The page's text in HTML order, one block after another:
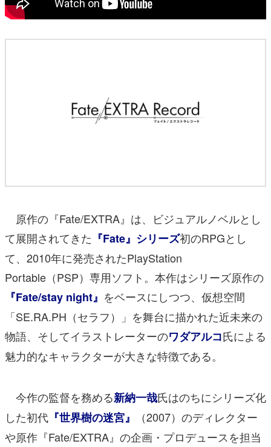
原作の『Fate/EXTRA』は、ビジュアルノベルとし
て展開されてきた 『Fate』シリーズ初のRPGとし
て、2010年に発売されたPlayStation
Portable（PSP）専用ソフト。本作はシリーズ原作の
『Fate/stay night』 をベースにしつつ、仮想空間
「SE.RA.PH（セラフ）」を舞台に描かれた近未来の
物語、そしてイラストレーターのワダアルコ氏による
魅力的なキャラクターが大きな特徴である。
今作の監督を務める新納一哉氏はのちにシリーズ化
した初代 『世界樹の迷宮』
（2007）のディレクター
や原作『Fate/EXTRA』の企画・プロデュースを担当